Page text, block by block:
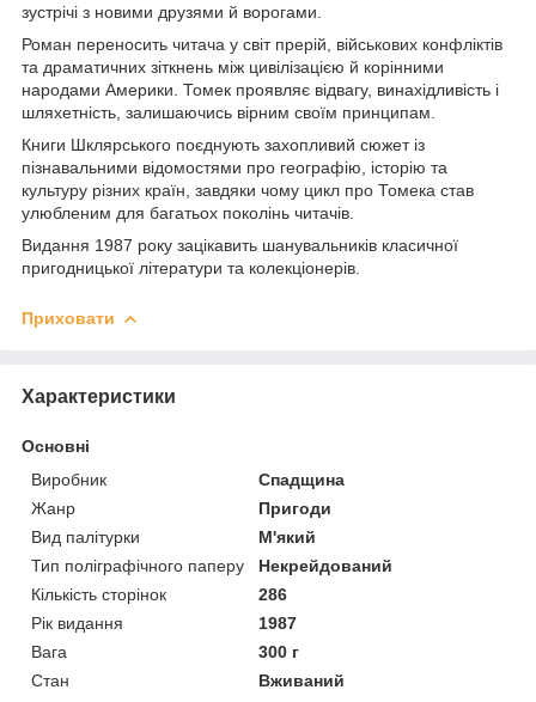
зустрічі з новими друзями й ворогами.
Роман переносить читача у світ прерій, військових конфліктів
та драматичних зіткнень між цивілізацією й корінними
народами Америки. Томек проявляє відвагу, винахідливість і
шляхетність, залишаючись вірним своїм принципам.
Книги Шклярського поєднують захопливий сюжет із
пізнавальними відомостями про географію, історію та
культуру різних країн, завдяки чому цикл про Томека став
улюбленим для багатьох поколінь читачів.
Видання 1987 року зацікавить шанувальників класичної
пригодницької літератури та колекціонерів.
Приховати
Характеристики
Основні
Виробник
Спадщина
Жанр
Пригоди
Вид палітурки
М'який
Тип поліграфічного паперу
Некрейдований
Кількість сторінок
286
Рік видання
1987
Вага
300 г
Стан
Вживаний